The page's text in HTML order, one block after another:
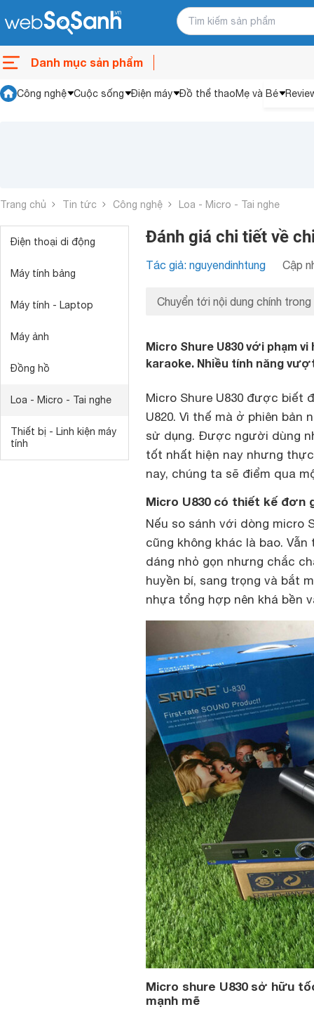
Danh mục sản phẩm
Công nghệ Cuộc sống Điện máy Đồ thể thaoMẹ và Bé
Trang chủ Tin tức Công nghệ Loa - Micro - Tai nghe
Điện thoại di động
Máy tính bảng
Máy tính - Laptop
Máy ảnh
Đồng hồ
Loa - Micro - Tai nghe
Thiết bị - Linh kiện máy
tính
Đánh giá chi tiết về
Tác giả: nguyendinhtung Cập
Chuyển tới nội dung chính trong
Micro Shure U830 với phạm
karaoke. Nhiều tính năng
Micro Shure U830 được biết
U820. Vì thế mà ở phiên bản
sử dụng. Được người dùng
tốt nhất hiện nay nhưng
nay, chúng ta sẽ điểm qua
Micro U830 có thiết kế đơn
Nếu so sánh với dòng micro
cũng không khác là bao.
dáng nhỏ gọn nhưng chắc
huyền bí, sang trọng và bắt
nhựa tổng hợp nên khá bền
Micro shure U830 sở hữu
mạnh mẽ